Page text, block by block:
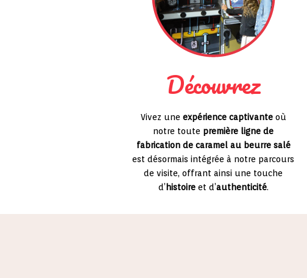
Découvrez
Vivez une expérience captivanteoù
notre toute première ligne de
fabrication de caramel au beurre salé
est désormais intégrée à notre parcours
de visite, offrant ainsi une touche
d’ histoireet d’authenticité.